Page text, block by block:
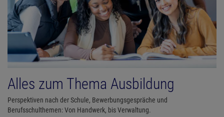
Alles zum Thema Ausbildung
Perspektiven nach der Schule, Bewerbungsgespräche und
Berufsschulthemen: Von Handwerk, bis Verwaltung.